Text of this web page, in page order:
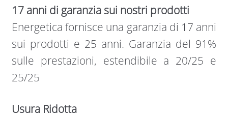
17 anni di garanzia sui nostri prodotti
Energetica fornisce una garanzia di 17 anni
sui prodotti e 25 anni. Garanzia del 91%
sulle prestazioni, estendibile a 20/25 e
25/25
Usura Ridotta